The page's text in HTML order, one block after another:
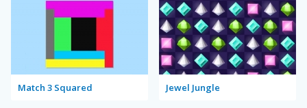
Match 3 Squared Jewel Jungle